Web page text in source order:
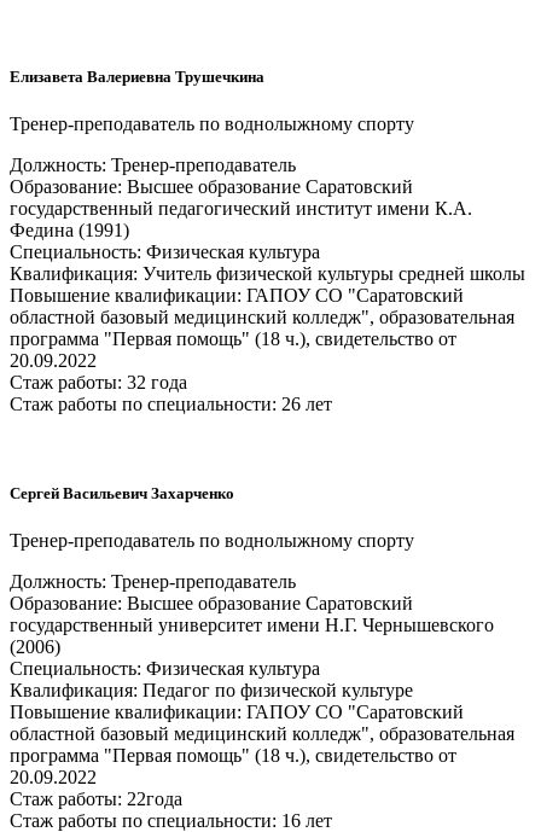
Елизавета Валериевна Трушечкина
Тренер-преподаватель по воднолыжному спорту
Должность: Тренер-преподаватель
Образование: Высшее образование Саратовский
государственный педагогический институт имени К.А.
Федина (1991)
Специальность: Физическая культура
Квалификация: Учитель физической культуры средней школы
Повышение квалификации: ГАПОУ СО "Саратовский
областной базовый медицинский колледж", образовательная
программа "Первая помощь" (18 ч.), свидетельство от
20.09.2022
Стаж работы: 32 года
Стаж работы по специальности: 26 лет
Сергей Васильевич Захарченко
Тренер-преподаватель по воднолыжному спорту
Должность: Тренер-преподаватель
Образование: Высшее образование Саратовский
государственный университет имени Н.Г. Чернышевского
(2006)
Специальность: Физическая культура
Квалификация: Педагог по физической культуре
Повышение квалификации: ГАПОУ СО "Саратовский
областной базовый медицинский колледж", образовательная
программа "Первая помощь" (18 ч.), свидетельство от
20.09.2022
Стаж работы: 22года
Стаж работы по специальности: 16 лет